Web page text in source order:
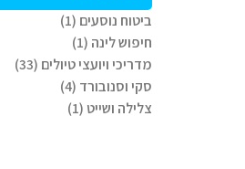
ביטוח נוסעים (1)
חיפוש לינה (1)
מדריכי ויועצי טיולים (33)
סקי וסנובורד (4)
צלילה ושייט (1)